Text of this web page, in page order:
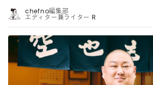
chefno編集部
エディター兼ライター R